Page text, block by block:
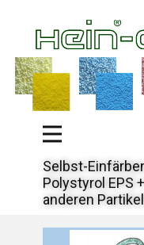
Selbst-
Polystyrol EPS
anderen